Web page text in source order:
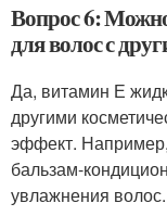
Вопрос 6:
для волос с
Да, витамин Е
другими
эффект.
бальзам-
увлажнения